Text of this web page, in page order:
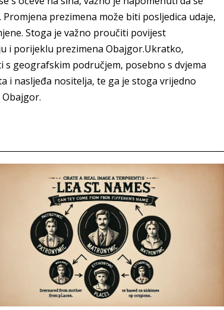
prezimena može biti posljedica udaje,
Stoga je važno proučiti povijest
i porijeklu prezimena Obajgor.Ukratko,
s geografskim područjem, posebno s dvjema
i nasljeđa nositelja, te ga je stoga vrijedno